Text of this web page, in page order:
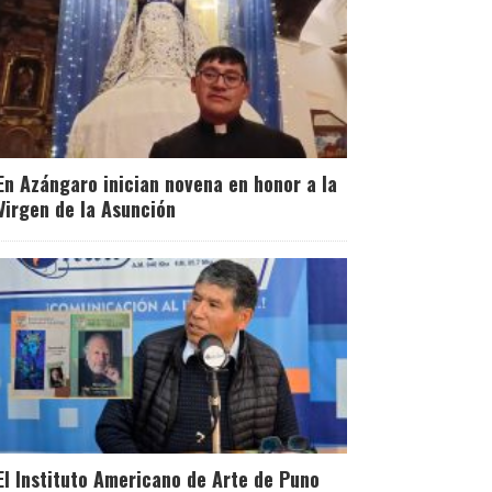
Azángaro inician novena en honor a la
de la Asunción
Instituto Americano de Arte de Puno